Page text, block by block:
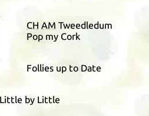
CH AM Tweedledum
Pop my Cork
Follies up to Date
by Little